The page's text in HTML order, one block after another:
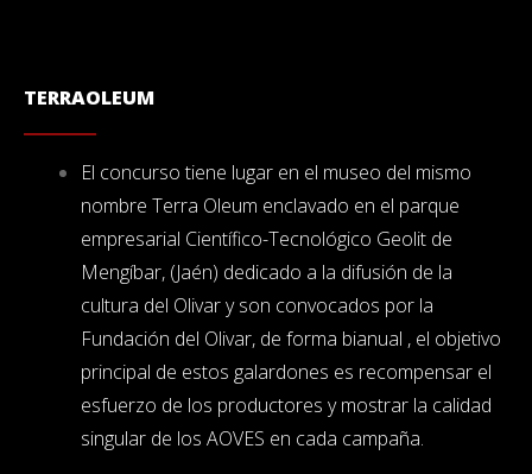
TERRAOLEUM
El concurso tiene lugar en el museo del mismo
nombre Terra Oleum enclavado en el parque
empresarial Científico-Tecnológico Geolit de
Mengíbar, (Jaén) dedicado a la difusión de la
cultura del Olivar y son convocados por la
Fundación del Olivar, de forma bianual , el objetivo
principal de estos galardones es recompensar el
esfuerzo de los productores y mostrar la calidad
singular de los AOVES en cada campaña.